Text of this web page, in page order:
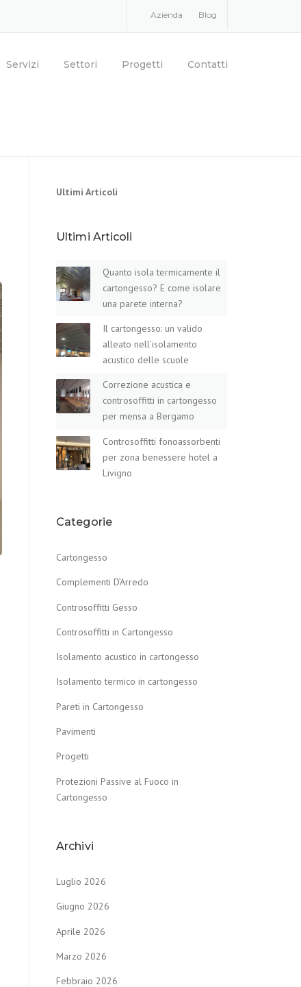
Azienda Blog
Servizi Settori Progetti Contatti
Ultimi Articoli
Ultimi Articoli
Quanto isola termicamente il
cartongesso? E come isolare
una parete​ interna?
Il cartongesso: un valido
alleato nell’isolamento
acustico delle scuole
Correzione acustica e
controsoffitti in cartongesso
per mensa a Bergamo
Controsoffitti fonoassorbenti
per zona benessere hotel a
Livigno
Categorie
Cartongesso
Complementi D’Arredo
Controsoffitti Gesso
Controsoffitti in Cartongesso
Isolamento acustico in cartongesso
Isolamento termico in cartongesso
Pareti in Cartongesso
Pavimenti
Progetti
Protezioni Passive al Fuoco in
Cartongesso
Archivi
Luglio 2026
Giugno 2026
Aprile 2026
Marzo 2026
Febbraio 2026